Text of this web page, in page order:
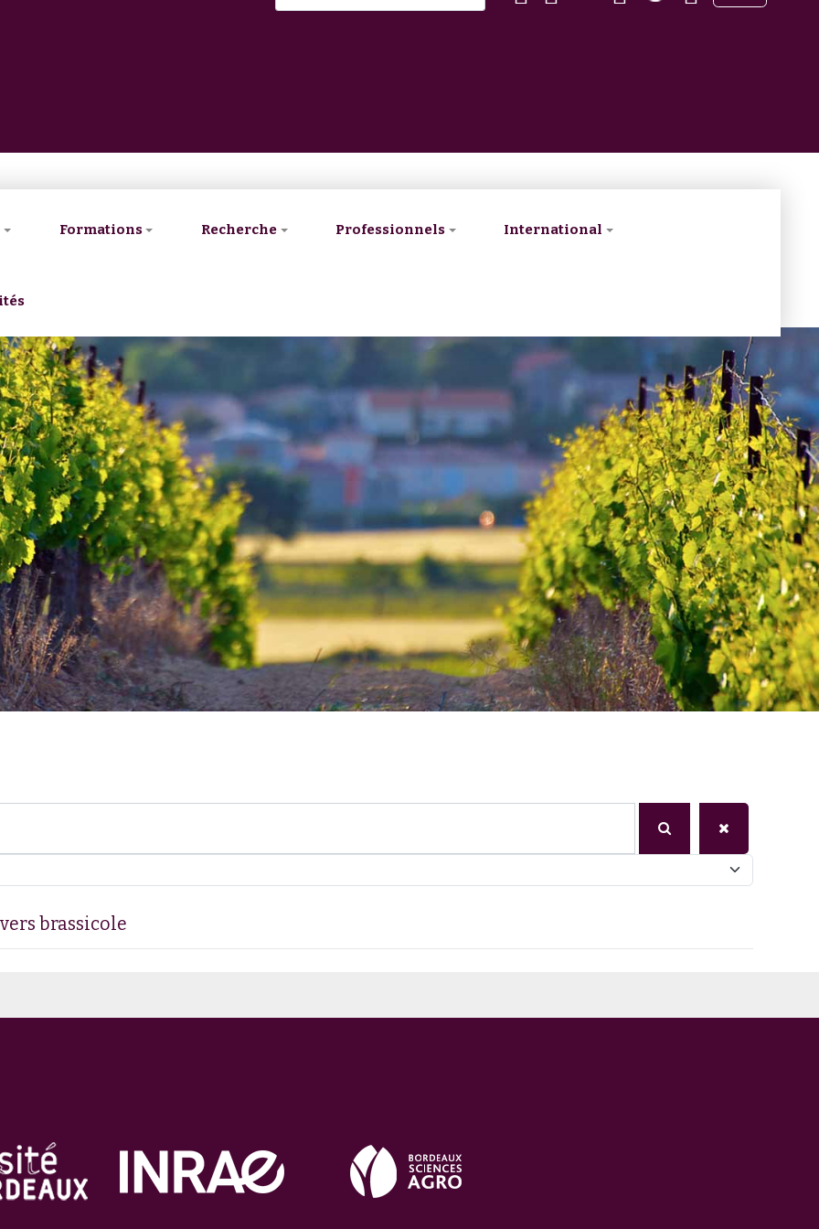
Formations Recherche Professionnels International
brassicole